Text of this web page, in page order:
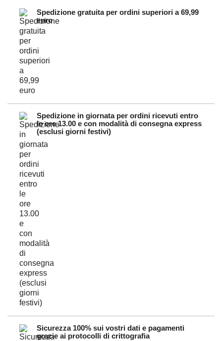
Spedizione gratuita per ordini superiori a 69,99
euro
Spedizione in giornata per ordini ricevuti entro
le ore 13.00 e con modalità di consegna express
(esclusi giorni festivi)
Sicurezza 100% sui vostri dati e pagamenti
grazie ai protocolli di crittografia